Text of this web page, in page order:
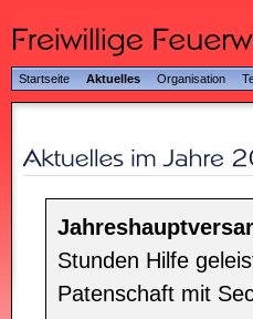
Startseite Aktuelles Organisation
Stunden Hilfe
Patenschaft mit